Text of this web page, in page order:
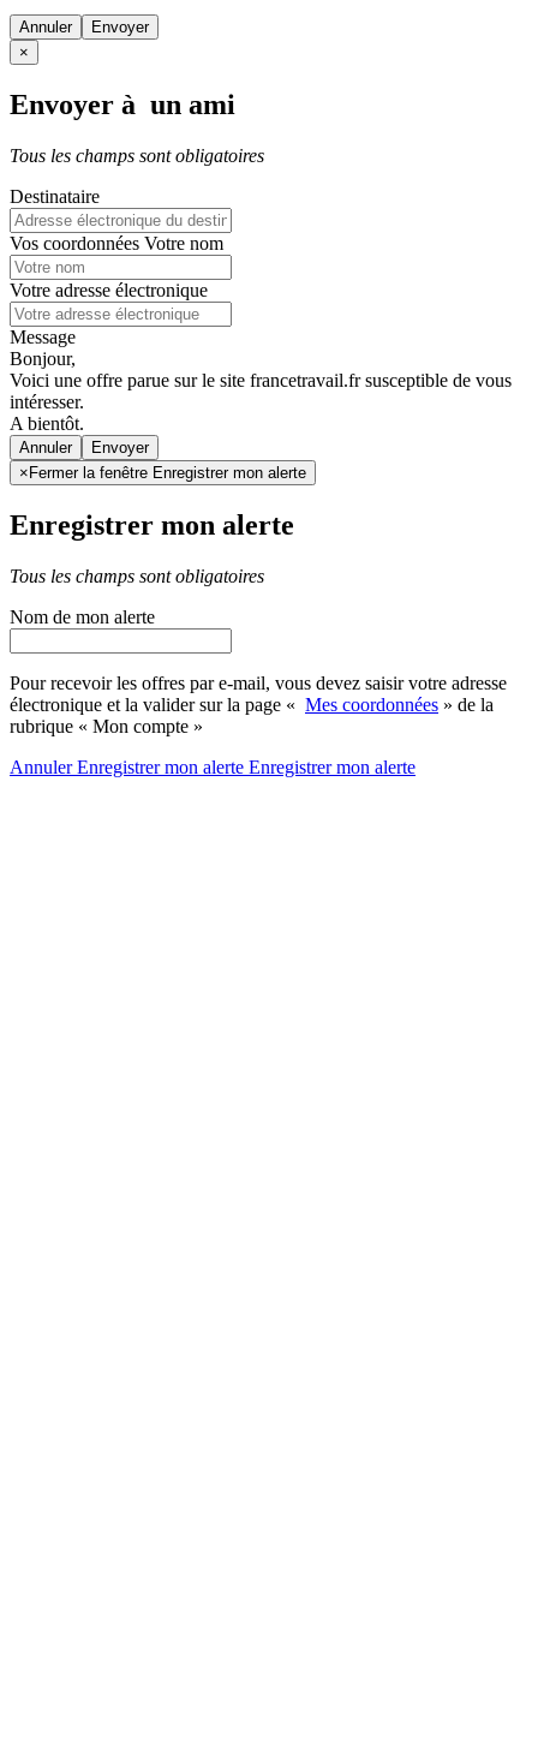
Annuler
×
Envoyer à un ami
Tous les champs sont obligatoires
Destinataire
Vos coordonnées Votre nom
Votre adresse électronique
Message
Bonjour,
Voici une offre parue sur le site francetravail.fr susceptible de vous
intéresser.
A bientôt.
Annuler
× Fermer la fenêtre Enregistrer mon alerte
Enregistrer mon alerte
Tous les champs sont obligatoires
Nom de mon alerte
Pour recevoir les offres par e-mail, vous devez saisir votre adresse
électronique et la valider sur la page « Mes coordonnées » de la
rubrique « Mon compte »
AnnulerEnregistrer mon alerte Enregistrermon alerte